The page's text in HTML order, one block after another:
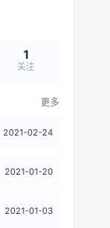
1
关注
更多
2021-02-24
2021-01-20
2021-01-03